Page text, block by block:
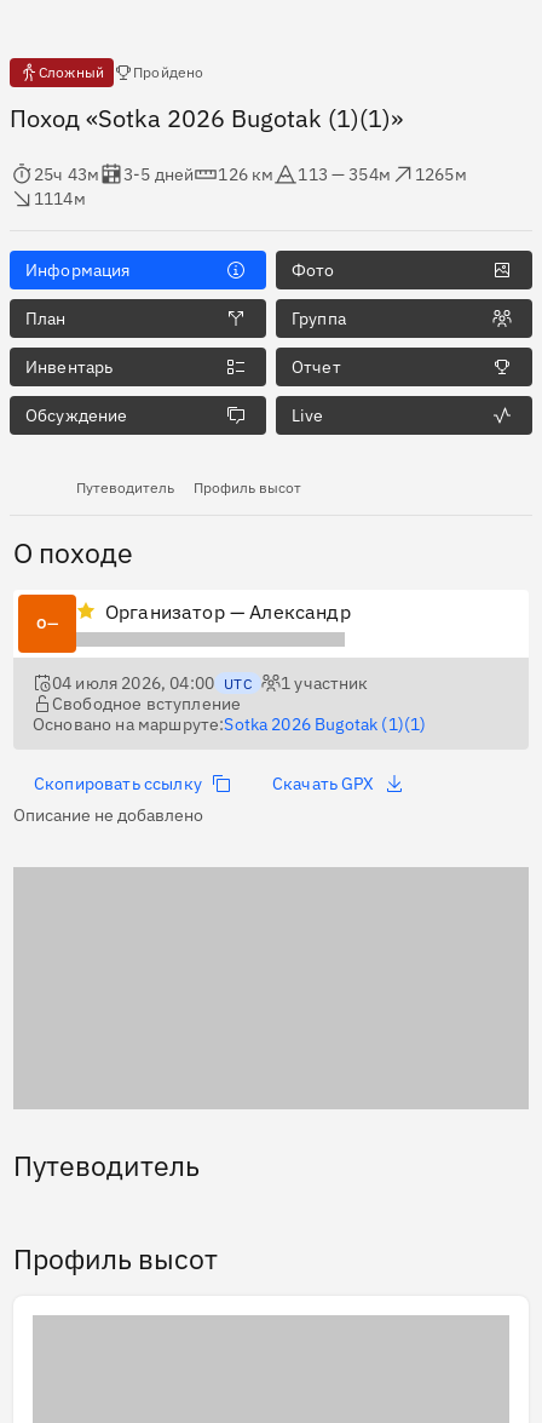
Сложный Пройдено
Поход «Sotka 2026 Bugotak (1)(1)»
в пути
25ч 43м
Оценка в днях
3-5 дней
Дистанция
126 км
Абсолютная высота
113 — 354м
Набор высоты
1265м
1114м
Информация Фото
План Группа
Инвентарь Отчет
Обсуждение Live
Путеводитель Профиль высот
О походе
О— Организатор — Александр
04 июля 2026, 04:00 UTC 1участник
Свободное вступление
Основано на маршруте:Sotka 2026 Bugotak (1)(1)
Скопировать ссылку
Скачать GPX
Описание не добавлено
Путеводитель
Профиль высот